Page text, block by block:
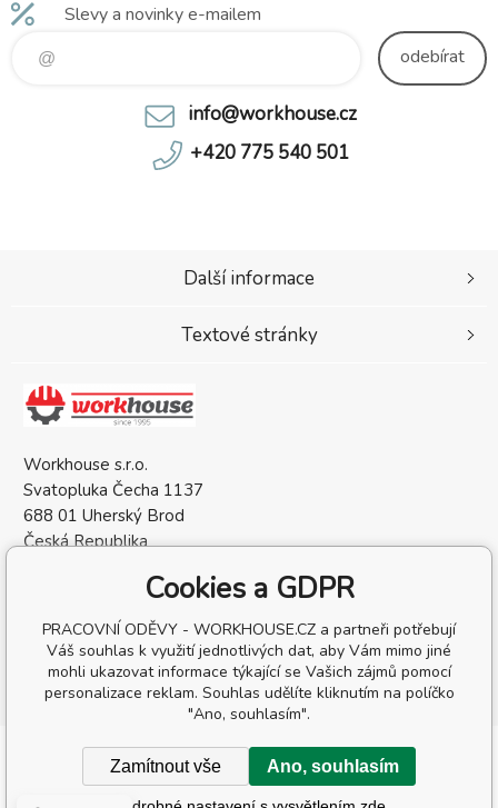
Slevy a novinky e-mailem
odebírat
info@workhouse.cz
+420 775 540 501
Workhouse s.r.o.
Svatopluka Čecha 1137
688 01 Uherský Brod
Česká Republika
DIČ: CZ05568137
Další informace
Textové stránky
Copyright © 2026 Workhouse s.r.o.
Všechna práva vyhrazena.
Cookies a GDPR
PRACOVNÍ ODĚVY - WORKHOUSE.CZ a partneři potřebují
Váš souhlas k využití jednotlivých dat, aby Vám mimo jiné
mohli ukazovat informace týkající se Vašich zájmů pomocí
personalizace reklam. Souhlas udělíte kliknutím na políčko
"Ano, souhlasím".
Zamítnout vše Ano, souhlasím